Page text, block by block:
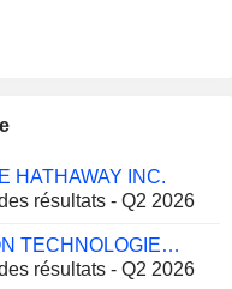
HATHAWAY INC.
résultats - Q2 2026
CAMBRICON TECHNOLOGIES CORPORATION LIMITED
résultats - Q2 2026